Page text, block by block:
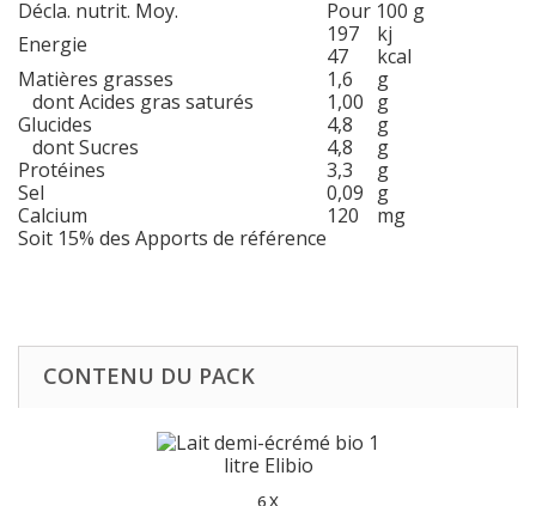
Décla. nutrit. Moy.
Pour 100 g
Energie
197
kj
47
kcal
Matières grasses
1,6
g
dont Acides gras saturés
1,00 g
Glucides
4,8
g
dont Sucres
4,8
g
Protéines
3,3
g
Sel
0,09 g
Calcium
120
mg
Soit 15% des Apports de référence
CONTENU DU PACK